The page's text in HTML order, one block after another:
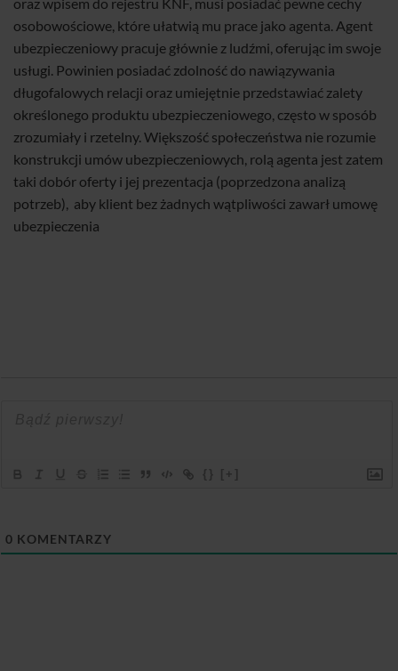
osobowościowe, które ułatwią mu prace jako agenta. Agent
ubezpieczeniowy pracuje głównie z ludźmi, oferując im swoje
usługi. Powinien posiadać zdolność do nawiązywania
długofalowych relacji oraz umiejętnie przedstawiać zalety
określonego produktu ubezpieczeniowego, często w sposób
zrozumiały i rzetelny. Większość społeczeństwa nie rozumie
konstrukcji umów ubezpieczeniowych, rolą agenta jest zatem
taki dobór oferty i jej prezentacja (poprzedzona analizą
potrzeb), aby klient bez żadnych wątpliwości zawarł umowę
ubezpieczenia
{} [+]
0 KOMENTARZY